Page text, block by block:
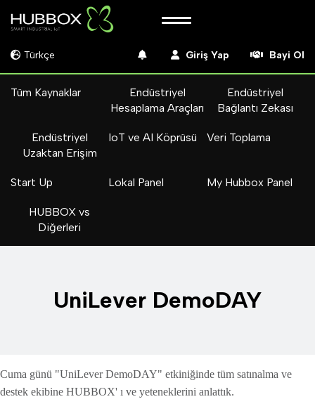
Türkçe Giriş Yap Bayi Ol
Tüm Kaynaklar
Endüstriyel
Hesaplama Araçları
Endüstriyel
Bağlantı Zekası
Endüstriyel
Uzaktan Erişim
IoT ve AI Köprüsü Veri Toplama
Start Up Lokal Panel My Hubbox Panel
HUBBOX vs
Diğerleri
UniLever DemoDAY
Cuma günü "UniLever DemoDAY" etkiniğinde tüm satınalma ve
destek ekibine HUBBOX' ı ve yeteneklerini anlattık.